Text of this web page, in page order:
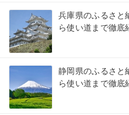
兵庫県のふるさと
ら使い道まで徹底
静岡県のふるさと
ら使い道まで徹底